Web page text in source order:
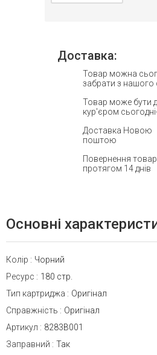
Доставка:
Товар можна
забрати з нашого
Товар може бути
кур'єром
Доставка Новою
поштою
Повернення
протягом 14 днів
Основні
Колір : Чорний
Ресурс : 180 стр.
Тип картриджа : Оригінал
Справжність : Оригінал
Артикул : 8283B001
Заправний : Так